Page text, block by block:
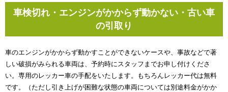
車検切れ・エンジンがかからず動かない・古い車
の引取り
車のエンジンがかからず動かすことができないケースや、事故などで著
しい破損がみられる車両は、予約時にスタッフまでお申し付けくださ
い。専用のレッカー車の手配をいたします。もちろんレッカー代は無料
です。（ただし引き上げが困難な状態の車両については別途料金がかか